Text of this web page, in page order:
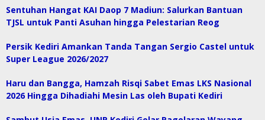
Sentuhan Hangat KAI Daop 7 Madiun: Salurkan Bantuan
TJSL untuk Panti Asuhan hingga Pelestarian Reog
Persik Kediri Amankan Tanda Tangan Sergio Castel untuk
Super League 2026/2027
Haru dan Bangga, Hamzah Risqi Sabet Emas LKS Nasional
2026 Hingga Dihadiahi Mesin Las oleh Bupati Kediri